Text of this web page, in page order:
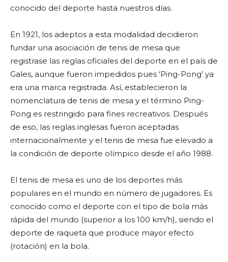
conocido del deporte hasta nuestros días.
En 1921, los adeptos a esta modalidad decidieron
fundar una asociación de tenis de mesa que
registrase las reglas oficiales del deporte en el país de
Gales, aunque fueron impedidos pues ‘Ping-Pong’ ya
era una marca registrada. Así, establecieron la
nomenclatura de tenis de mesa y el término Ping-
Pong es restringido para fines recreativos. Después
de eso, las reglas inglesas fueron aceptadas
internacionalmente y el tenis de mesa fue elevado a
la condición de deporte olímpico desde el año 1988.
El tenis de mesa es uno de los deportes más
populares en el mundo en número de jugadores. Es
conocido como el deporte con el tipo de bola más
rápida del mundo (superior a los 100 km/h), siendo el
deporte de raqueta que produce mayor efecto
(rotación) en la bola.